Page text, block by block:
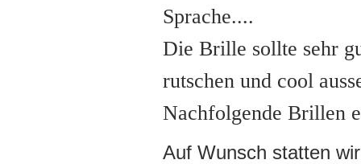
Sprache....
Die Brille sollte sehr
rutschen und cool
Nachfolgende Brillen
Auf Wunsch statten